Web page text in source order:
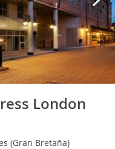
London
(Gran Bretaña)